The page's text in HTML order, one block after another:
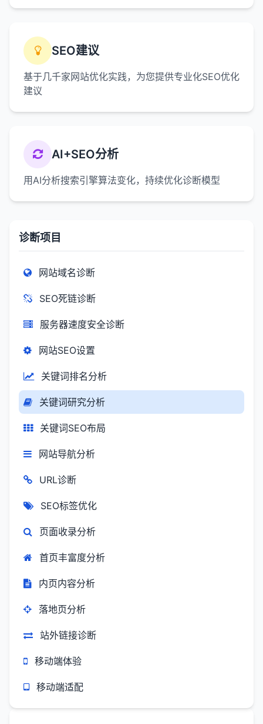
SEO建议
基于几千家网站优化实践，为您提供专业化SEO优化
建议
AI+SEO分析
用AI分析搜索引擎算法变化，持续优化诊断模型
诊断项目
网站域名诊断
SEO死链诊断
服务器速度安全诊断
网站SEO设置
关键词排名分析
关键词研究分析
关键词SEO布局
网站导航分析
URL诊断
SEO标签优化
页面收录分析
首页丰富度分析
内页内容分析
落地页分析
站外链接诊断
移动端体验
移动端适配